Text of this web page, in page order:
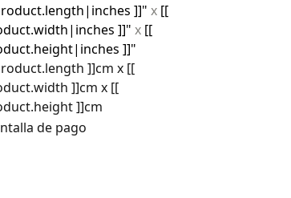
]]" x [[
]]" x [[
]]"
]]cm x [[
]]cm x [[
]]cm
de pago